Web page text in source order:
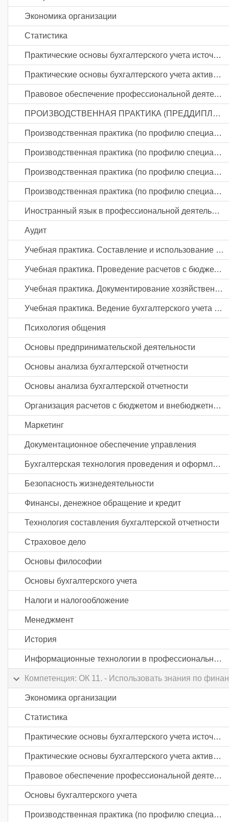
Экономика организации
Статистика
Практические основы бухгалтерского учета источников формирования активов организации
Практические основы бухгалтерского учета активов организации
Правовое обеспечение профессиональной деятельности
ПРОИЗВОДСТВЕННАЯ ПРАКТИКА (ПРЕДДИПЛОМНАЯ)
Производственная практика (по профилю специальности). Составление и использование бухгалтерской (финансовой) отчетности
Производственная практика (по профилю специальности). Проведение расчетов с бюджетом и внебюджетными фондами
Производственная практика (по профилю специальности). Документирование хозяйственных операций и ведение бухгалтерского учета активов организации
Производственная практика (по профилю специальности). Ведение бухгалтерского учета источников формирования активов, выполнение работ по инвентаризации активов и финансовых обязательств организации
Иностранный язык в профессиональной деятельности
Аудит
Учебная практика. Составление и использование бухгалтерской (финансовой) отчетности
Учебная практика. Проведение расчетов с бюджетом и внебюджетными фондами
Учебная практика. Документирование хозяйственных операций и ведение бухгалтерского учета активов организации
Учебная практика. Ведение бухгалтерского учета источников формирования активов, выполнение работ по инвентаризации активов и финансовых обязательств организации
Психология общения
Основы предпринимательской деятельности
Основы анализа бухгалтерской отчетности
Основы анализа бухгалтерской отчетности
Организация расчетов с бюджетом и внебюджетными фондами
Маркетинг
Документационное обеспечение управления
Бухгалтерская технология проведения и оформления инвентаризации
Безопасность жизнедеятельности
Финансы, денежное обращение и кредит
Технология составления бухгалтерской отчетности
Страховое дело
Основы философии
Основы бухгалтерского учета
Налоги и налогообложение
Менеджмент
История
Информационные технологии в профессиональной деятельности
Компетенция: ОК 11. - Использовать знания по
Экономика организации
Статистика
Практические основы бухгалтерского учета источников формирования активов организации
Практические основы бухгалтерского учета активов организации
Правовое обеспечение профессиональной деятельности
Основы бухгалтерского учета
Производственная практика (по профилю специальности). Документирование хозяйственных операций и ведение бухгалтерского учета активов организации